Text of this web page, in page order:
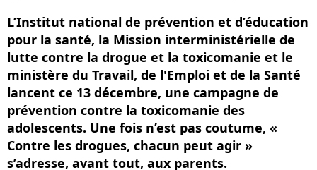
L’Institut national de prévention et d’éducation
pour la santé, la Mission interministérielle de
lutte contre la drogue et la toxicomanie et le
ministère du Travail, de l'Emploi et de la Santé
lancent ce 13 décembre, une campagne de
prévention contre la toxicomanie des
adolescents. Une fois n’est pas coutume, «
Contre les drogues, chacun peut agir »
s’adresse, avant tout, aux parents.